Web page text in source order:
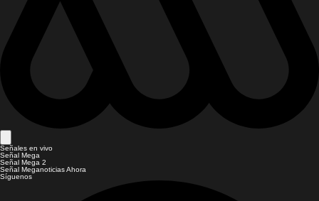
Señales en vivo
Señal Mega
Señal Mega 2
Señal Meganoticias Ahora
Síguenos